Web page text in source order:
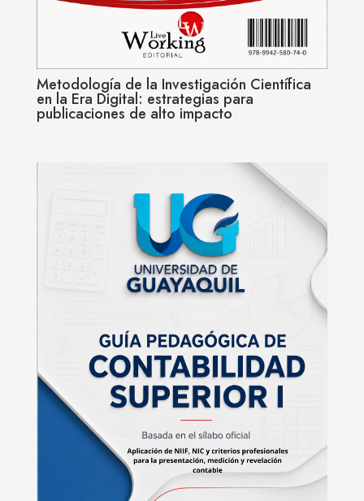
Metodología de la Investigación Científica
en la Era Digital: estrategias para
publicaciones de alto impacto